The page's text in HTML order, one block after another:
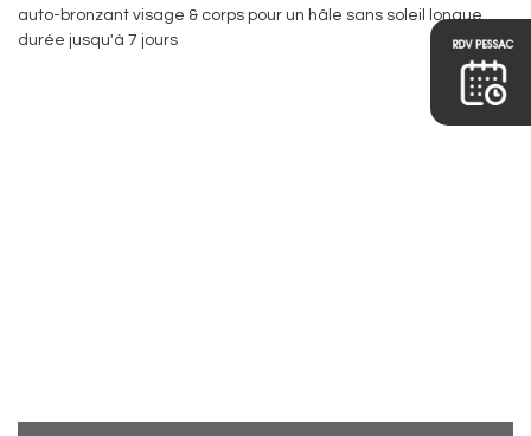
auto-bronzant visage & corps pour un hâle sans soleil longue
durée jusqu'à 7 jours